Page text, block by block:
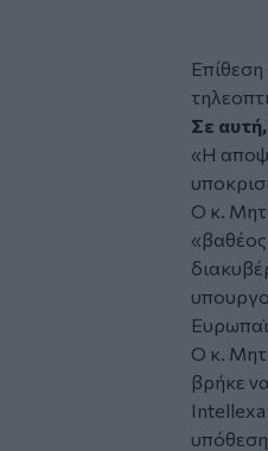
Επίθεση
Σε
«Η
Ο κ.
Ο κ.
βρήκε
Intellexa